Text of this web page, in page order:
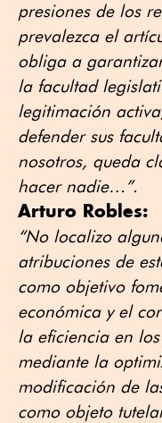
presiones de los
prevalezca el
obliga a
la facultad
legitimación
defender sus
nosotros, queda
hacer nadie…”.
Arturo Robles:
“No localizo
atribuciones de
como objetivo
económica y el
la eficiencia en
mediante la
modificación de
como objeto